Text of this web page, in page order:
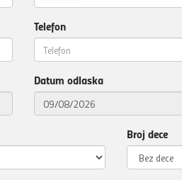
Telefon
Datum odlaska
Broj dece